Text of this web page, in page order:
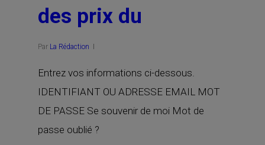
des prix du
Par La Rédaction
Entrez vos informations ci-dessous.
IDENTIFIANT OU ADRESSE EMAIL MOT
DE PASSE Se souvenir de moi Mot de
passe oublié ?